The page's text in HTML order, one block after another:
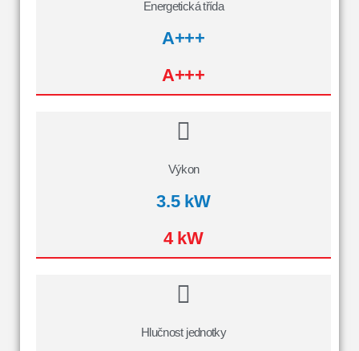
Energetická třída
A+++
A+++
Výkon
3.5 kW
4 kW
Hlučnost jednotky